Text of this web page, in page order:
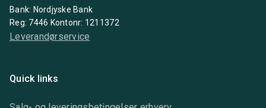
Bank: Nordjyske Bank
Reg: 7446 Kontonr: 1211372
Leverandørservice
Quick links